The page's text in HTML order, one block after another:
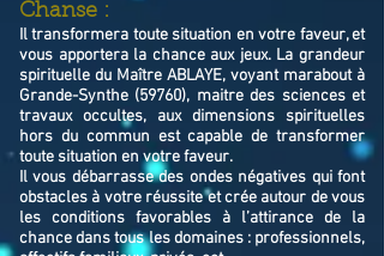
Chanse :
Il transformera toute situation en votre faveur, et
vous apportera la chance aux jeux. La grandeur
spirituelle du Maître ABLAYE, voyant marabout à
Grande-Synthe (59760), maitre des sciences et
travaux occultes, aux dimensions spirituelles
hors du commun est capable de transformer
toute situation en votre faveur.
Il vous débarrasse des ondes négatives qui font
obstacles à votre réussite et crée autour de vous
les conditions favorables à l’attirance de la
chance dans tous les domaines : professionnels,